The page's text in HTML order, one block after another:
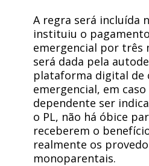
A regra será incluída
instituiu o
emergencial por três
será dada pela
plataforma digital de
emergencial, em
dependente ser
o PL, não há óbice
receberem o
realmente os
monoparentais.